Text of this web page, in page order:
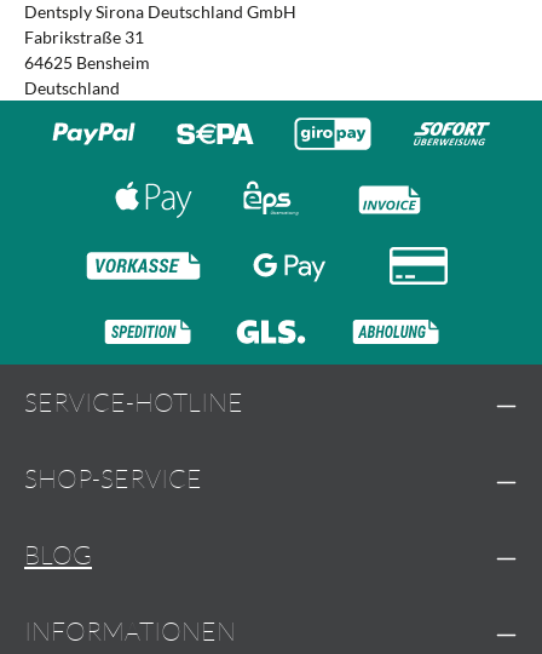
Dentsply Sirona Deutschland GmbH
Fabrikstraße 31
64625 Bensheim
Deutschland
SERVICE-HOTLINE
SHOP-SERVICE
BLOG
INFORMATIONEN